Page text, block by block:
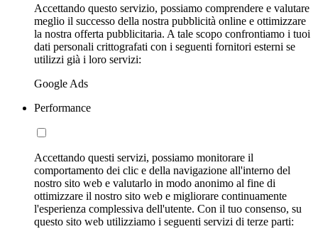
Accettando questo servizio, possiamo comprendere e valutare
meglio il successo della nostra pubblicità online e ottimizzare
la nostra offerta pubblicitaria. A tale scopo confrontiamo i tuoi
dati personali crittografati con i seguenti fornitori esterni se
utilizzi già i loro servizi:
Google Ads
Performance
Accettando questi servizi, possiamo monitorare il
comportamento dei clic e della navigazione all'interno del
nostro sito web e valutarlo in modo anonimo al fine di
ottimizzare il nostro sito web e migliorare continuamente
l'esperienza complessiva dell'utente. Con il tuo consenso, su
questo sito web utilizziamo i seguenti servizi di terze parti: